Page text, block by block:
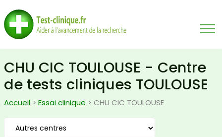
CHU CIC TOULOUSE - Centre
de tests cliniques TOULOUSE
Accueil > Essai clinique > CHU CIC TOULOUSE